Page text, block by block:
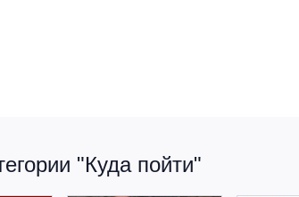
"Куда пойти"